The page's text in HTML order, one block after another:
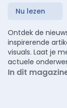
Nu lezen
Ontdek de
inspirerende
visuals. Laat je
actuele
In dit